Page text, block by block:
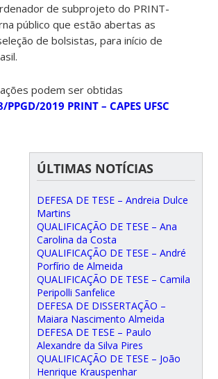
de subprojeto do PRINT-
público que estão abertas as
de bolsistas, para início de
podem ser obtidas
2019 PRINT – CAPES UFSC
ÚLTIMAS NOTÍCIAS
DEFESA DE TESE – Andreia Dulce
Martins
QUALIFICAÇÃO DE TESE – Ana
Carolina da Costa
QUALIFICAÇÃO DE TESE – André
Porfírio de Almeida
QUALIFICAÇÃO DE TESE – Camila
Peripolli Sanfelice
DEFESA DE DISSERTAÇÃO –
Maiara Nascimento Almeida
DEFESA DE TESE – Paulo
Alexandre da Silva Pires
QUALIFICAÇÃO DE TESE – João
Henrique Krauspenhar